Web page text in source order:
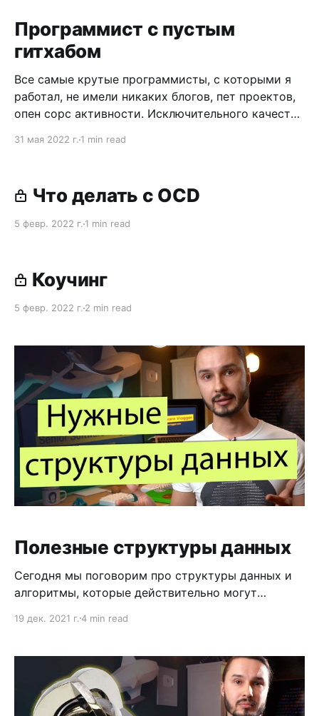
маленькую часть, которую изначально
планировал, но в
Программист с пустым
гитхабом
Все самые крутые программисты, с которыми я
работал, не имели никаких блогов, пет проектов,
опен сорс активности. Исключительного качества
истории. История первая. Друг нанимал человека
31 мая 2022 г. 1 min read
Что делать с OCD
5 февр. 2022 г. 1 min read
Коучинг
5 февр. 2022 г. 2 min read
Полезные структуры данных
Сегодня мы поговорим про структуры данных и
алгоритмы, которые действительно могут
которых вы скорее всего не слышали. Часто
нужно, с другой стороны говорят, что алгоритмы
знать обязательно. И те и другие правы. На
стороне первых миллионы программистов,
которые
19 дек. 2021 г. 4 min read